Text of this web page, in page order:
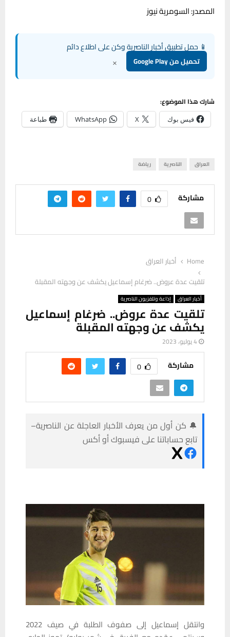
المصدر: السومرية نيوز
📱 حمل تطبيق أخبار الناصرية وكن على اطلاع دائم
تحميل من Google Play ×
شارك هذا الموضوع:
فيس بوك X
WhatsApp طباعة
العراق الناصرية رياضة
مشاركة 0
Home
أخبار العراق
تلقيت عدة عروض.. ضرغام إسماعيل يكشف عن وجهته المقبلة
أخبار العراق إذاعة وتلفزيون الناصرية
تلقيت عدة عروض.. ضرغام إسماعيل
يكشف عن وجهته المقبلة
4 يوليو، 2023
مشاركة 0
🔔 كن أول من يعرف الأخبار العاجلة عن الناصرية–
تابع حساباتنا على فيسبوك أو أكس
وانتقل إسماعيل إلى صفوف الطلبة في صيف 2022